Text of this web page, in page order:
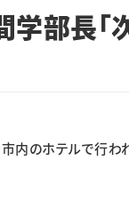
長「
のホテルで行わ